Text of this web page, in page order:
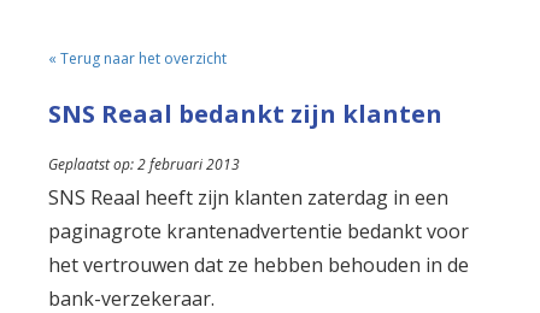
« Terug naar het overzicht
SNS Reaal bedankt zijn klanten
Geplaatst op: 2 februari 2013
SNS Reaal heeft zijn klanten zaterdag in een
paginagrote krantenadvertentie bedankt voor
het vertrouwen dat ze hebben behouden in de
bank-verzekeraar.